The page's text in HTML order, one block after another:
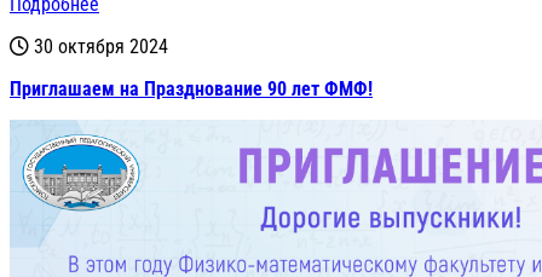
30 октября 2024
Приглашаем на Празднование 90 лет ФМФ!